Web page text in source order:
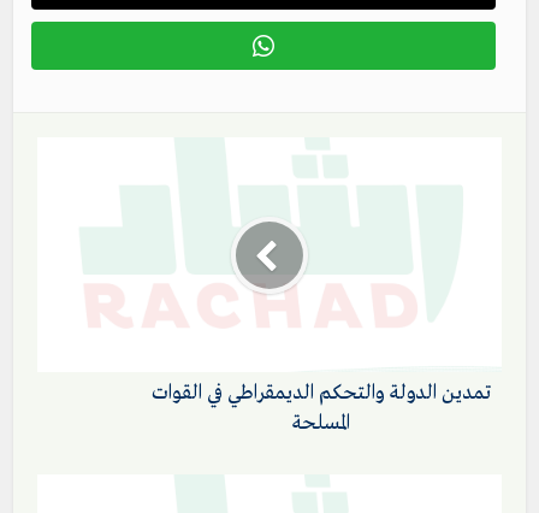
تمدين الدولة والتحكم الديمقراطي في القوات
المسلحة